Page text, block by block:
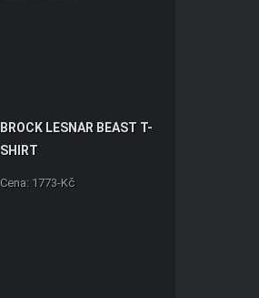
BROCK LESNAR BEAST T-
SHIRT
Cena: 1773-Kč